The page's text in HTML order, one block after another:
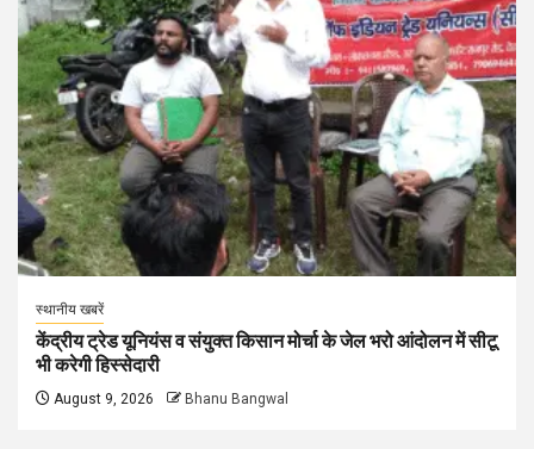
स्थानीय खबरें
केंद्रीय ट्रेड यूनियंस व संयुक्त किसान मोर्चा के जेल भरो आंदोलन में सीटू
भी करेगी हिस्सेदारी
August 9, 2026 Bhanu Bangwal